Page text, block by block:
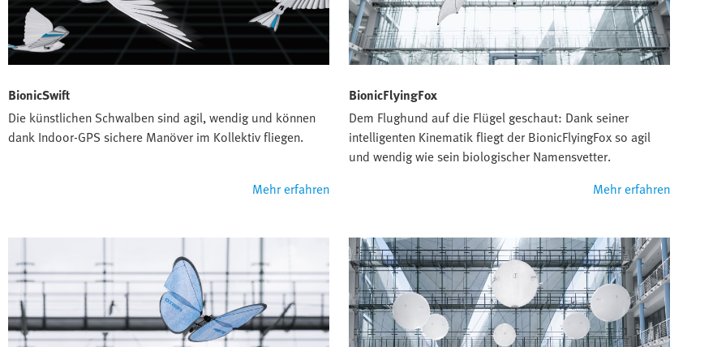
BionicSwift
Die künstlichen Schwalben sind agil, wendig und können
dank Indoor-GPS sichere Manöver im Kollektiv fliegen.
Mehr erfahren
BionicFlyingFox
Dem Flughund auf die Flügel geschaut: Dank seiner
intelligenten Kinematik fliegt der BionicFlyingFox so agil
und wendig wie sein biologischer Namensvetter.
Mehr erfahren